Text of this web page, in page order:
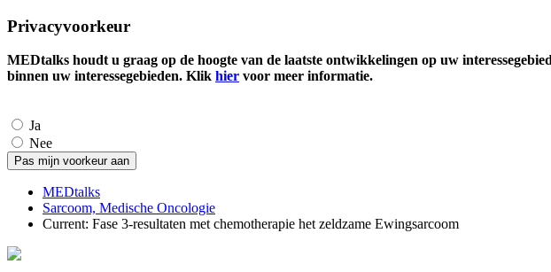
Privacyvoorkeur
MEDtalks houdt u graag op de hoogte van de laatste ontwikkelingen op uw
binnen uw interessegebieden. Klik hier voor meer informatie.
Ja
Nee
MEDtalks
Sarcoom, Medische Oncologie
Current: Fase 3-resultaten met chemotherapie het zeldzame Ewingsarcoom